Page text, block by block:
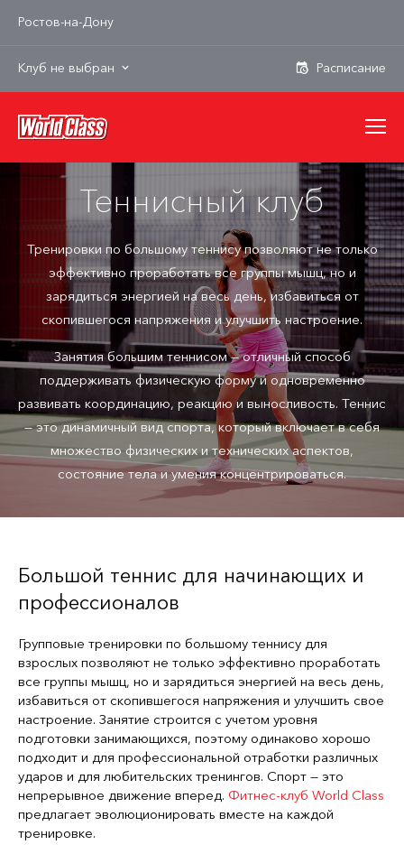
Ростов-на-Дону
Клуб не выбран
Теннисный клуб
Тренировки по большому теннису позволяют не только
эффективно проработать все группы мышц, но и
зарядиться энергией на весь день, избавиться от
скопившегося напряжения и улучшить настроение.
Занятия большим теннисом — отличный способ
поддерживать физическую форму и одновременно
развивать координацию, реакцию и выносливость. Теннис
— это динамичный вид спорта, который включает в себя
множество физических и технических аспектов,
состояние тела и умения концентрироваться.
Большой теннис для начинающих и
профессионалов
Групповые тренировки по большому теннису для
взрослых позволяют не только эффективно проработать
все группы мышц, но и зарядиться энергией на весь день,
избавиться от скопившегося напряжения и улучшить свое
настроение. Занятие строится с учетом уровня
подготовки занимающихся, поэтому одинаково хорошо
подходит и для профессиональной отработки различных
ударов и для любительских тренингов. Спорт — это
непрерывное движение вперед. Фитнес-клуб World Class
предлагает эволюционировать вместе на каждой
тренировке.